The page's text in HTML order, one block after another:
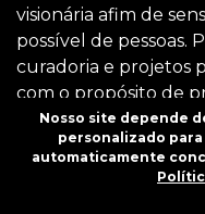
visionária afim de
possível de pessoas.
curadoria e projetos
com o propósito de
intelectual da
SIGA-NOS
Nosso site depende
personalizado para
automaticamente